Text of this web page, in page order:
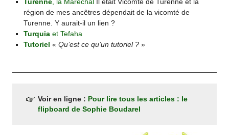
Turenne, la MaréchalIl était Vicomte de Turenne et la
région de mes ancêtres dépendait de la vicomté de
Turenne. Y aurait-il un lien ?
Turquia et Tefaha
Tutoriel « Qu’est ce qu’un tutoriel ?»
Voir en ligne : Pour lire tous les articles : le
flipboard de Sophie Boudarel